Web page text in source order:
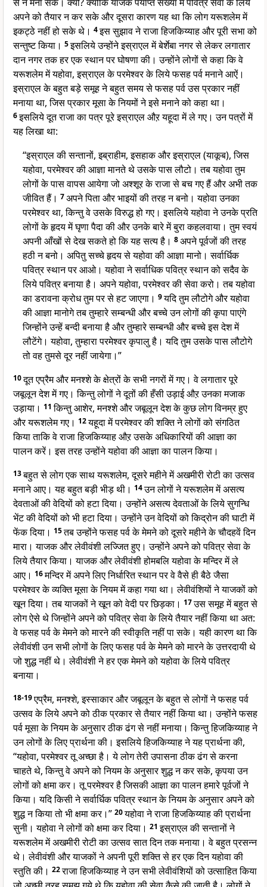
अपने को तैयार न कर सके और दूसरा कारण यह था कि लोग यरूशलेम में
इकट्ठे नहीं हो सके थे। 4इस सुझाव ने राजा हिजकिय्याह और पूरी सभा को
सन्तुष्ट किया। 5इसलिये उन्होंने इस्राएल में बेर्शेबा नगर से लेकर लगातार
दान नगर तक हर एक स्थान पर घोषणा की। उन्होंने लोगों से कहा कि वे
यरूशलेम में यहोवा, इस्राएल के परमेश्वर के लिये फसह पर्व मनाने आऐं।
इस्राएल के बहुत बड़े समूह ने बहुत समय से फसह पर्व उस प्रकार नहीं
मनाया था, जिस प्रकार मूसा के नियमों ने इसे मनाने को कहा था।
6इसलिये दूत राजा का पत्र पूरे इस्राएल औऱ यहूदा में ले गए। उन पत्रों में
यह लिखा था:
“इस्राएल की सन्तानों, इब्राहीम, इसहाक और इस्राएल (याकूब), जिस
यहोवा, परमेश्वर की आज्ञा मानते थे उसके पास लौटो। तब यहोवा तुम
लोगों के पास वापस आयेगा जो अश्शूर के राजा से बच गए हैं और अभी तक
जीवित हैं। 7अपने पिता और भाइयों की तरह न बनो। यहोवा उनका
परमेश्वर था, किन्तु वे उसके विरुद्ध हो गए। इसलिये यहोवा ने उनके प्रति
लोगों के हृदय में घृणा पैदा की और उनके बारे में बुरा कहलवाया। तुम स्वयं
अपनी आँखों से देख सकते हो कि यह सत्य है। 8अपने पूर्वजों की तरह
हठी न बनो। अपितु सच्चे हृदय से यहोवा की आज्ञा मानो। सर्वार्धिक
पवित्र स्थान पर आओ। यहोवा ने सर्वाधिक पवित्र स्थान को सदैव के
लिये पवित्र बनाया है। अपने यहोवा, परमेश्वर की सेवा करो। तब यहोवा
का डरावना क्रोध तुम पर से हट जाएगा। 9यदि तुम लौटोगे और यहोवा
की आज्ञा मानोगे तब तुम्हारे सम्बन्धी और बच्चे उन लोगों की कृपा पाएंगे
जिन्होंने उन्हें बन्दी बनाया है और तुम्हारे सम्बन्धी और बच्चे इस देश में
लौटेंगे। यहोवा, तुम्हारा परमेश्वर कृपालु है। यदि तुम उसके पास लौटोगे
तो वह तुमसे दूर नहीं जायेगा।”
10दूत एप्रैम और मनश्शे के क्षेत्रों के सभी नगरों में गए। वे लगातार पूरे
जबूलून देश में गए। किन्तु लोगों ने दूतों की हँसी उड़ाई औऱ उनका मजाक
उड़ाया। 11किन्तु आशेर, मनश्शे और जबूलून देश के कुछ लोग विनम्र हुए
और यरूशलेम गए। 12यहूदा में परमेश्वर की शक्ति ने लोगों को संगठित
किया ताकि वे राजा हिजकिय्याह औऱ उसके अधिकारियों की आज्ञा का
पालन करें। इस तरह उन्होंने यहोवा की आज्ञा का पालन किया।
13बहुत से लोग एक साथ यरूशलेम, दूसरे महीने में अखमीरी रोटी का उत्सव
मनाने आए। यह बहुत बड़ी भीड़ थी। 14उन लोगों ने यरूशलेम में असत्य
देवताओं की वेदियों को हटा दिया। उन्होंने असत्य देवताओं के लिये सुगन्धि
भेंट की वेदियों को भी हटा दिया। उन्होंने उन वेदियों को किद्रोन की घाटी में
फेंक दिया। 15तब उन्होंने फसह पर्व के मेमने को दूसरे महीने के चौदहवें दिन
मारा। याजक और लेवीवंशी लज्जित हुए। उन्होंने अपने को पवित्र सेवा के
लिये तैयार किया। याजक और लेवीवंशी होमबलि यहोवा के मन्दिर में ले
आए। 16मन्दिर में अपने लिए निर्धारित स्थान पर वे वैसे ही बैठे जैसा
परमेश्वर के व्यक्ति मूसा के नियम में कहा गया था। लेवीवंशियों ने याजकों को
खून दिया। तब याजकों ने खून को वेदी पर छिड़का। 17उस समूह में बहुत से
लोग ऐसे थे जिन्होंने अपने को पवित्र सेवा के लिये तैयार नहीं किया था अत:
वे फसह पर्व के मेमने को मारने की स्वीकृति नहीं पा सके। यही कारण था कि
लेवीवंशी उन सभी लोगों के लिए फसह पर्व के मेमने को मारने के उत्तरदायी थे
जो शुद्ध नहीं थे। लेवीवंशी ने हर एक मेमने को यहोवा के लिये पवित्र
बनाया।
18-19एप्रैम, मनश्शे, इस्साकार और जबूलून के बहुत से लोगों ने फसह पर्व
उत्सव के लिये अपने को ठीक प्रकार से तैयार नहीं किया था। उन्होंने फसह
पर्व मूसा के नियम के अनुसार ठीक ढंग से नहीं मनाया। किन्तु हिजकिय्याह ने
उन लोगों के लिए प्रार्थना की। इसलिये हिजकिय्याह ने यह प्रार्थना की,
“यहोवा, परमेश्वर तू अच्छा है। ये लोग तेरी उपासना ठीक ढंग से करना
चाहते थे, किन्तु वे अपने को नियम के अनुसार शुद्ध न कर सके, कृपया उन
लोगों को क्षमा कर। तू परमेश्वर है जिसकी आज्ञा का पालन हमारे पूर्वजों ने
किया। यदि किसी ने सर्वार्धिक पवित्र स्थान के नियम के अनुसार अपने को
शुद्ध न किया तो भी क्षमा कर।” 20यहोवा ने राजा हिजकिय्याह की प्रार्थना
सुनी। यहोवा ने लोगों को क्षमा कर दिया। 21इस्राएल की सन्तानों ने
यरूशलेम में अखमीरी रोटी का उत्सव सात दिन तक मनाया। वे बहुत प्रसन्न
थे। लेवीवंशी और याजकों ने अपनी पूरी शक्ति से हर एक दिन यहोवा की
स्तुति की। 22राजा हिजकिय्याह ने उन सभी लेवीवंशियों को उत्साहित किया